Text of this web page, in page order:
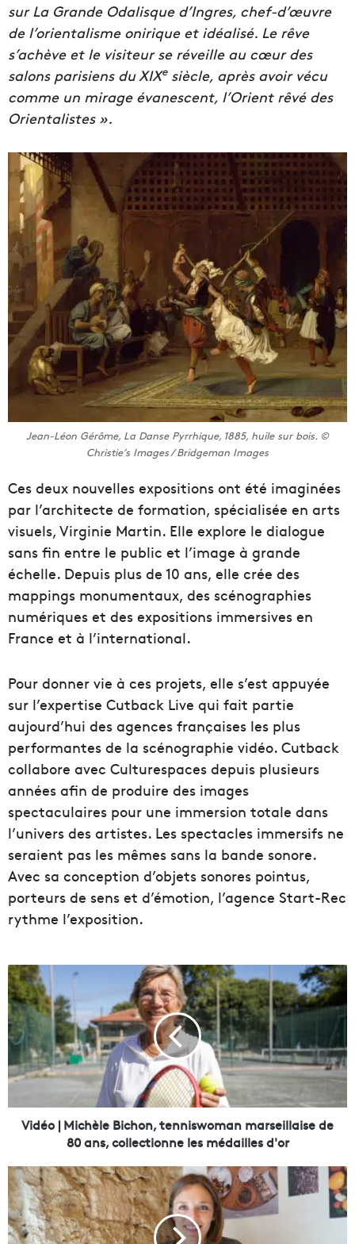
sur La Grande Odalisque d’Ingres, chef-d’œuvre
de l’orientalisme onirique et idéalisé. Le rêve
s’achève et le visiteur se réveille au cœur des
salons parisiens du XIXesiècle, après avoir vécu
comme un mirage évanescent, l’Orient rêvé des
Orientalistes ».
Jean-Léon Gérôme, La Danse Pyrrhique, 1885, huile sur bois. ©
Christie’s Images / Bridgeman Images
Ces deux nouvelles expositions ont été imaginées
par l’architecte de formation, spécialisée en arts
visuels, Virginie Martin. Elle explore le dialogue
sans fin entre le public et l’image à grande
échelle. Depuis plus de 10 ans, elle crée des
mappings monumentaux, des scénographies
numériques et des expositions immersives en
France et à l’international.
Pour donner vie à ces projets, elle s’est appuyée
sur l’expertise Cutback Live qui fait partie
aujourd’hui des agences françaises les plus
performantes de la scénographie vidéo. Cutback
collabore avec Culturespaces depuis plusieurs
années afin de produire des images
spectaculaires pour une immersion totale dans
l’univers des artistes. Les spectacles immersifs ne
seraient pas les mêmes sans la bande sonore.
Avec sa conception d’objets sonores pointus,
porteurs de sens et d’émotion, l’agence Start-Rec
rythme l’exposition.
V
i
d
é
o
M
i
c
e
B
i
c
h
Vidéo | Michèle Bichon, tenniswoman marseillaise de
80 ans, collectionne les médailles d'or
E
m
k
i